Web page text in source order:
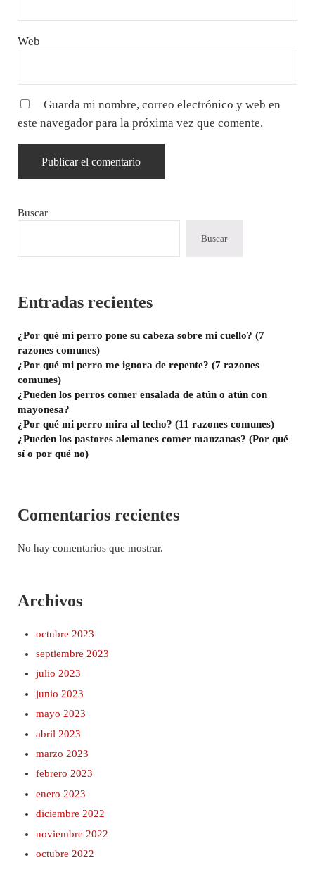
Web
Guarda mi nombre, correo electrónico y web en
este navegador para la próxima vez que comente.
Sidebar
Buscar
Buscar
Entradas recientes
¿Por qué mi perro pone su cabeza sobre mi cuello? (7
razones comunes)
¿Por qué mi perro me ignora de repente? (7 razones
comunes)
¿Pueden los perros comer ensalada de atún o atún con
mayonesa?
¿Por qué mi perro mira al techo? (11 razones comunes)
¿Pueden los pastores alemanes comer manzanas? (Por qué
sí o por qué no)
Comentarios recientes
No hay comentarios que mostrar.
Archivos
octubre 2023
septiembre 2023
julio 2023
junio 2023
mayo 2023
abril 2023
marzo 2023
febrero 2023
enero 2023
diciembre 2022
noviembre 2022
octubre 2022